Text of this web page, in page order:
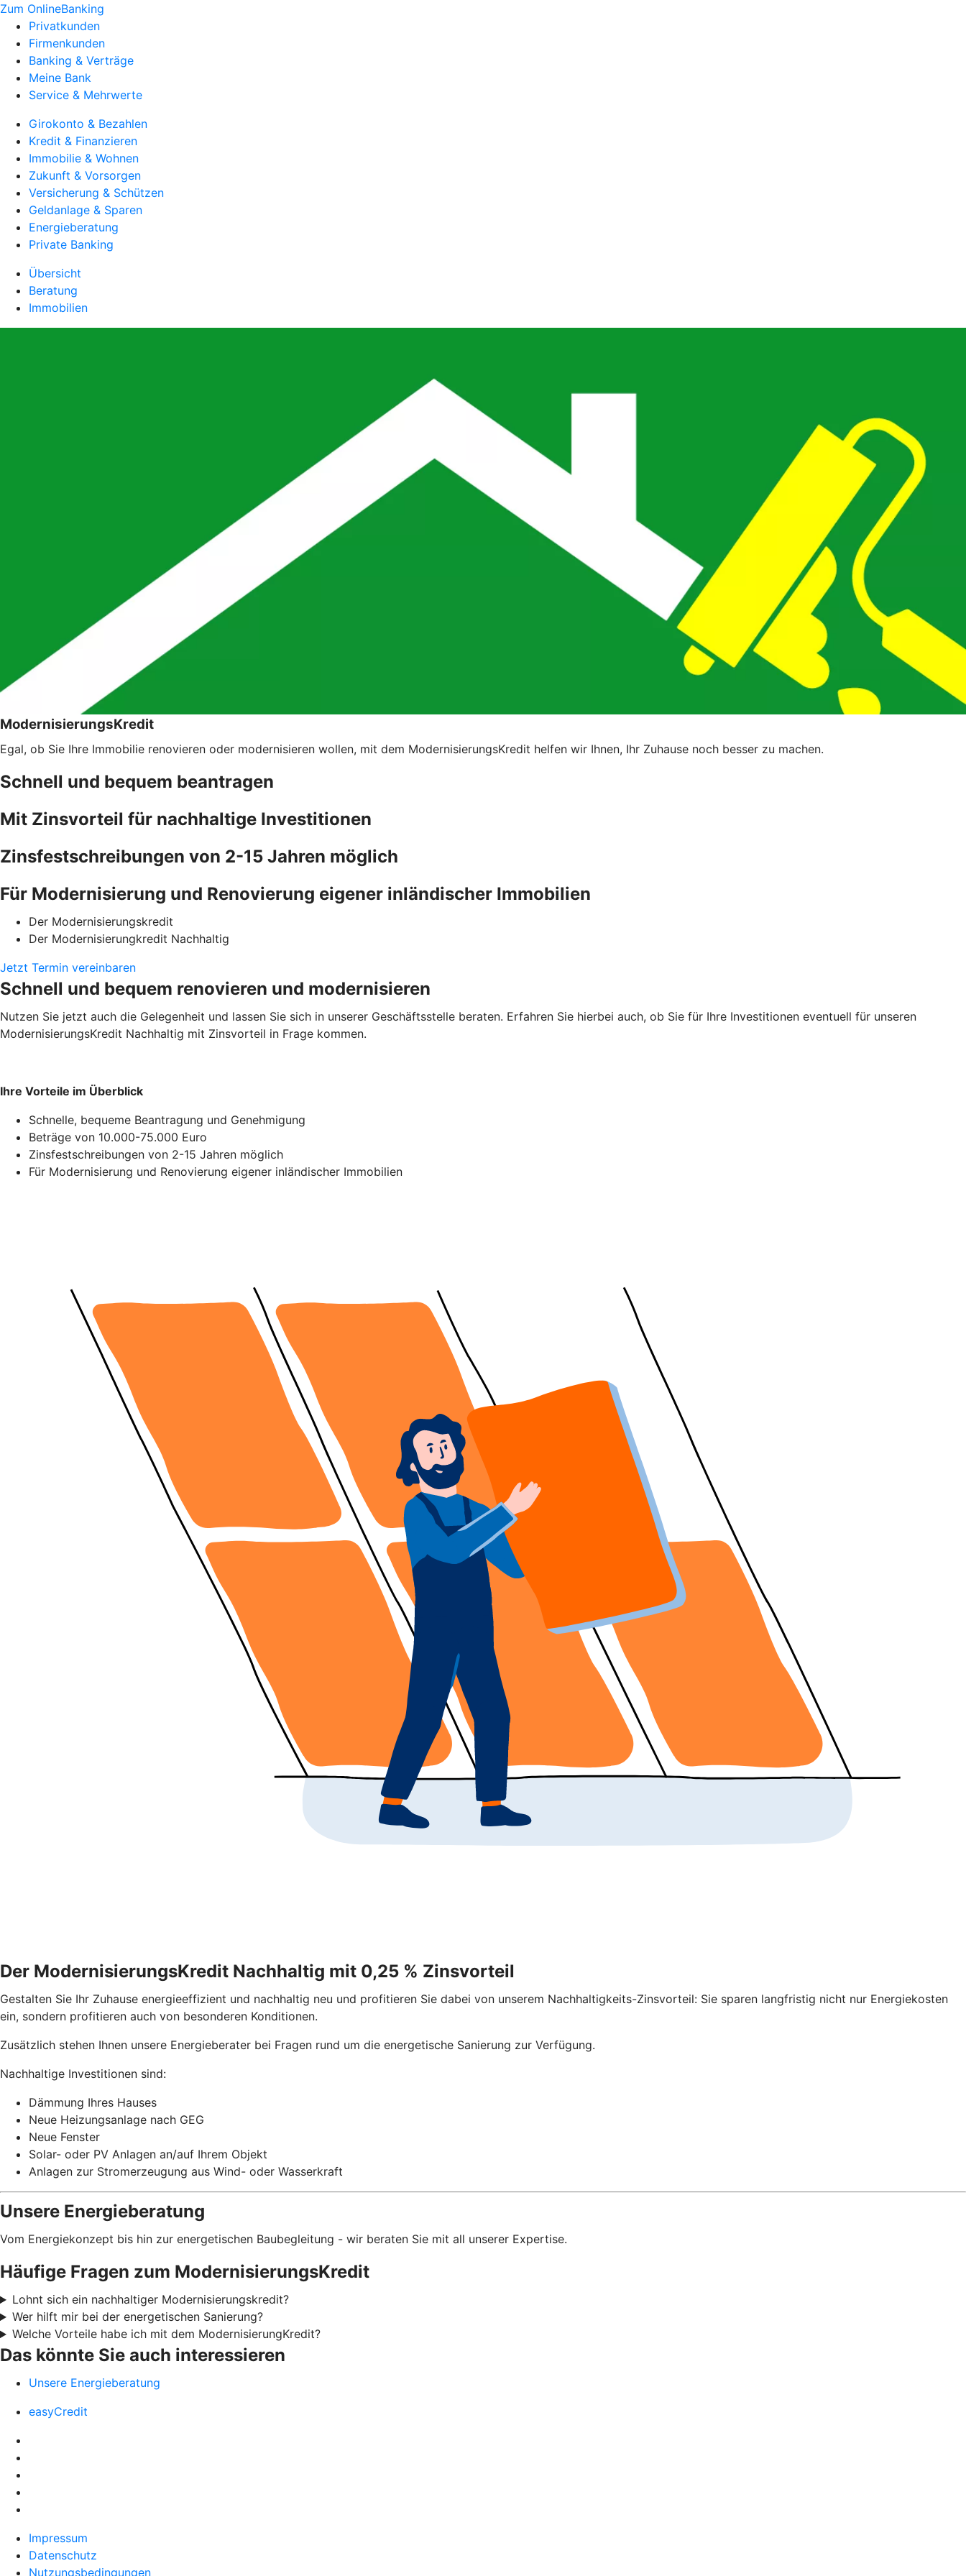
Zum OnlineBanking
Privatkunden
Firmenkunden
Banking & Verträge
Meine Bank
Service & Mehrwerte
Girokonto & Bezahlen
Kredit & Finanzieren
Immobilie & Wohnen
Zukunft & Vorsorgen
Versicherung & Schützen
Geldanlage & Sparen
Energieberatung
Private Banking
Übersicht
Beratung
Immobilien
ModernisierungsKredit
Egal, ob Sie Ihre Immobilie renovieren oder modernisieren wollen, mit dem ModernisierungsKredit helfen wir Ihnen, Ihr Zuhause noch besser zu machen.
Schnell und bequem beantragen
Mit Zinsvorteil für nachhaltige Investitionen
Zinsfestschreibungen von 2-15 Jahren möglich
Für Modernisierung und Renovierung eigener inländischer Immobilien
Der Modernisierungskredit
Der Modernisierungkredit Nachhaltig
Jetzt Termin vereinbaren
Schnell und bequem renovieren und modernisieren
Nutzen Sie jetzt auch die Gelegenheit und lassen Sie sich in unserer Geschäftsstelle beraten. Erfahren Sie hierbei auch, ob Sie für Ihre Investitionen eventuell für unseren
ModernisierungsKredit Nachhaltig mit Zinsvorteil in Frage kommen.
Ihre Vorteile im Überblick
Schnelle, bequeme Beantragung und Genehmigung
Beträge von 10.000-75.000 Euro
Zinsfestschreibungen von 2-15 Jahren möglich
Für Modernisierung und Renovierung eigener inländischer Immobilien
Der ModernisierungsKredit Nachhaltig mit 0,25 % Zinsvorteil
Gestalten Sie Ihr Zuhause energieeffizient und nachhaltig neu und profitieren Sie dabei von unserem Nachhaltigkeits-Zinsvorteil: Sie sparen langfristig nicht nur Energiekosten
ein, sondern profitieren auch von besonderen Konditionen.
Zusätzlich stehen Ihnen unsere Energieberater bei Fragen rund um die energetische Sanierung zur Verfügung.
Nachhaltige Investitionen sind:
Dämmung Ihres Hauses
Neue Heizungsanlage nach GEG
Neue Fenster
Solar- oder PV Anlagen an/auf Ihrem Objekt
Anlagen zur Stromerzeugung aus Wind- oder Wasserkraft
Unsere Energieberatung
Vom Energiekonzept bis hin zur energetischen Baubegleitung - wir beraten Sie mit all unserer Expertise.
Häufige Fragen zum ModernisierungsKredit
Lohnt sich ein nachhaltiger Modernisierungskredit?
Wer hilft mir bei der energetischen Sanierung?
Welche Vorteile habe ich mit dem ModernisierungKredit?
Das könnte Sie auch interessieren
Unsere Energieberatung
easyCredit
Impressum
Datenschutz
Nutzungsbedingungen